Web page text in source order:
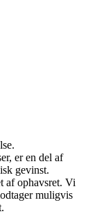
er en del af
gevinst.
af ophavsret. Vi
muligvis